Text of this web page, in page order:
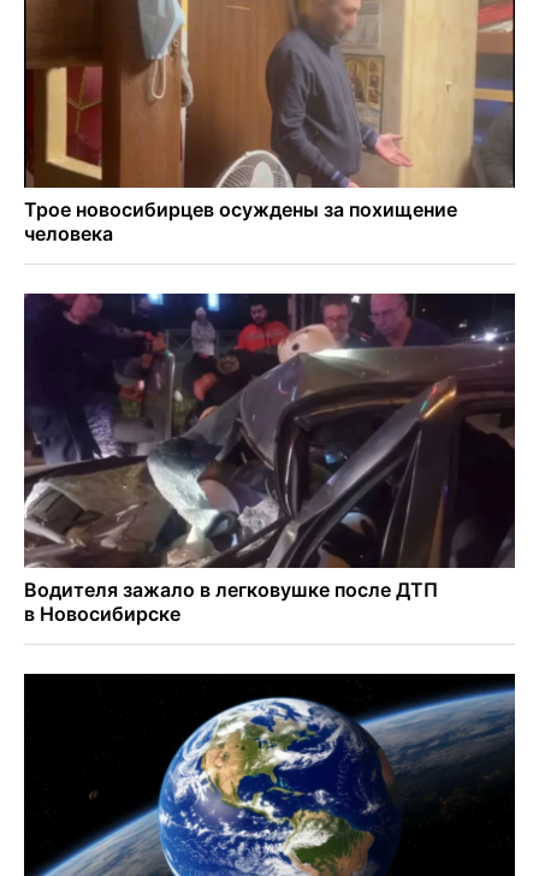
Семь рейсов за сутки отменили в новосибирском
аэропорту Толмачево